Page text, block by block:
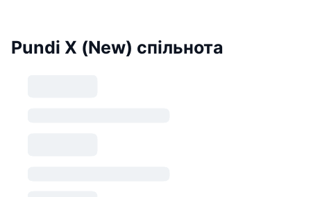
Pundi X (New) спільнота